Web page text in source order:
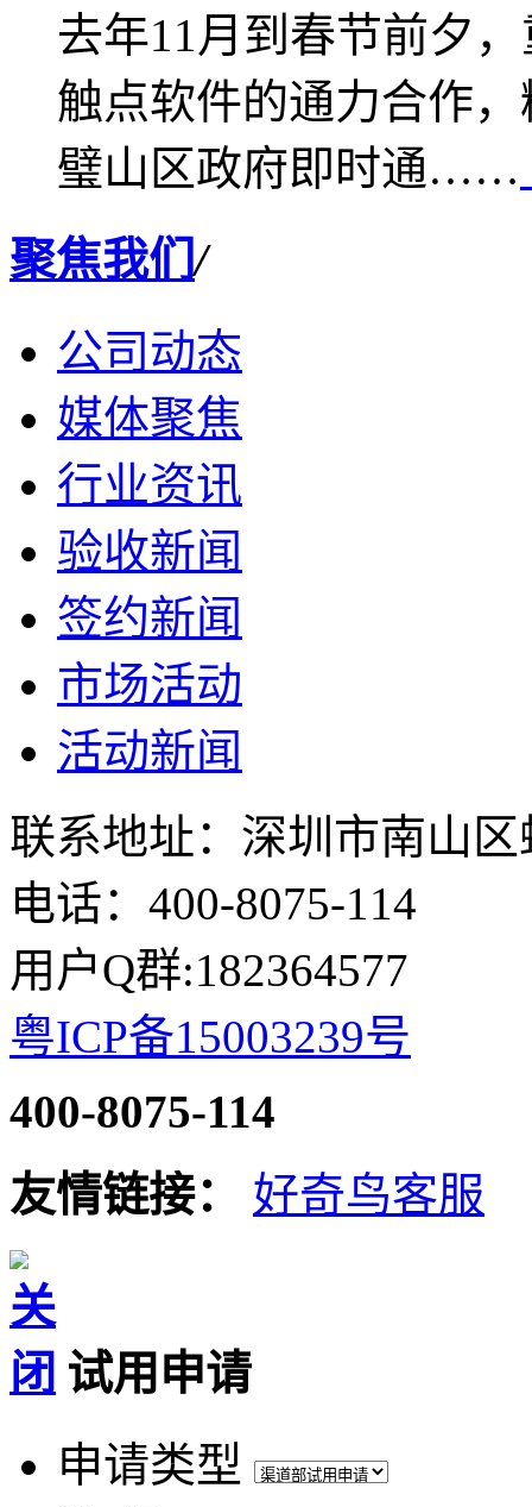
去年11月到春节前夕
触点软件的通力合作
璧山区政府即时通……
聚焦我们/
公司动态
媒体聚焦
行业资讯
验收新闻
签约新闻
市场活动
活动新闻
联系地址：深圳市南山
电话：400-8075-114
用户Q群:182364577
粤ICP备15003239号
400-8075-114
友情链接： 好奇鸟客服
试用申请
申请类型